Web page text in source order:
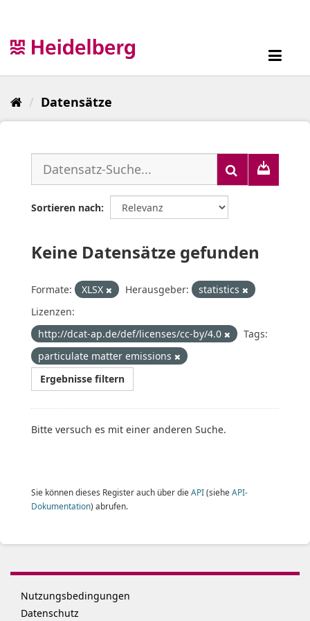
Datensätze
Sortieren nach
Keine Datensätze gefunden
Formate: XLSX Herausgeber:
statistics
Lizenzen:
http://dcat-ap.de/def/licenses/cc-by/4.0
Tags:
particulate matter emissions
Ergebnisse filtern
Bitte versuch es mit einer anderen Suche.
Sie können dieses Register auch über die API(siehe API-
Dokumentation) abrufen.
Nutzungsbedingungen
Datenschutz